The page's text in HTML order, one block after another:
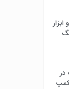
در